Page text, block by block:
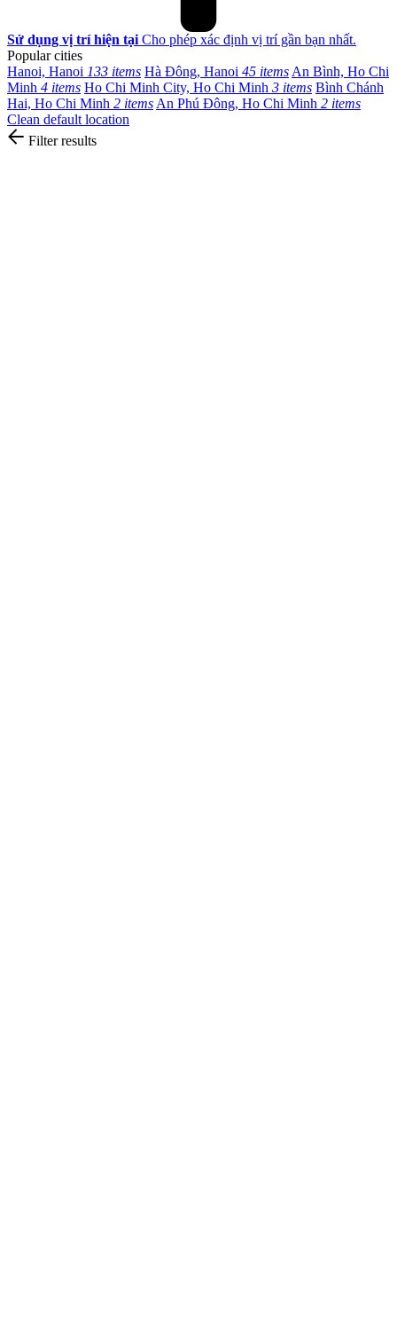
Sử dụng vị trí hiện tại Cho phép xác định vị trí gần bạn nhất.
Popular cities
Hanoi, Hanoi 133 items Hà Đông, Hanoi 45 items An Bình, Ho Chi
Minh 4 items Ho Chi Minh City, Ho Chi Minh 3 items Bình Chánh
Hai, Ho Chi Minh 2 items An Phú Đông, Ho Chi Minh 2 items
Clean default location
Filter results